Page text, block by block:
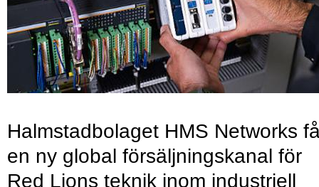
Halmstadbolaget HMS Networks
en ny global försäljningskanal för
Red Lions teknik inom industriell